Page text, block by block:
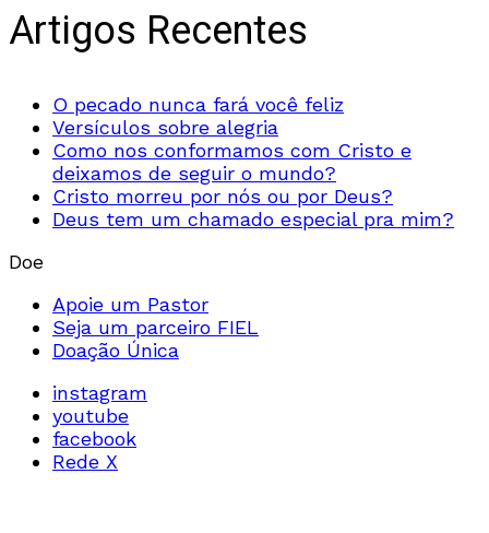
Artigos Recentes
O pecado nunca fará você feliz
Versículos sobre alegria
Como nos conformamos com Cristo e
deixamos de seguir o mundo?
Cristo morreu por nós ou por Deus?
Deus tem um chamado especial pra mim?
Doe
Apoie um Pastor
Seja um parceiro FIEL
Doação Única
instagram
youtube
facebook
Rede X